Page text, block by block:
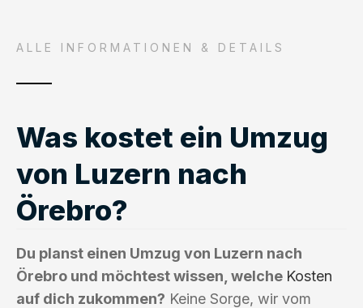
ALLE INFORMATIONEN & DETAILS
Was kostet ein Umzug
von Luzern nach
Örebro?
Du planst einen Umzug von Luzern nach
Örebro und möchtest wissen, welche Kosten
auf dich zukommen? Keine Sorge, wir vom